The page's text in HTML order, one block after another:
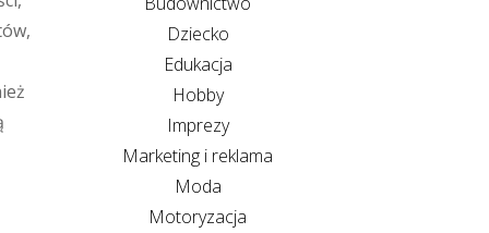
Dziecko
Edukacja
Hobby
Imprezy
Marketing i reklama
Moda
Motoryzacja